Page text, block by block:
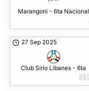
Marangoni - 6ta Nacional
27 Sep 2025
Club Sirio Libanes - 6ta